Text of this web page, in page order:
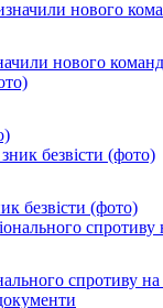
нового
безвісти (фото)
спротиву